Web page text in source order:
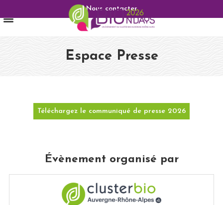
Nous contacter
Espace Presse
Téléchargez le communiqué de presse 2026
Évènement organisé par